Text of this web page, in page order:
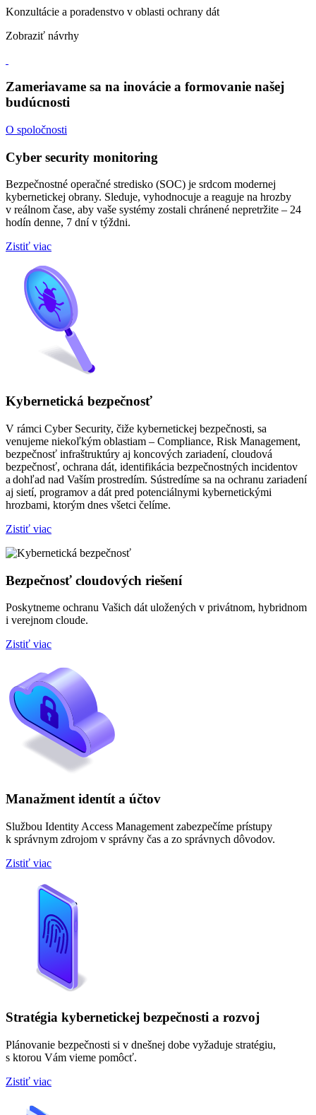
Konzultácie a poradenstvo v oblasti ochrany dát
Zobraziť návrhy
Zameriavame sa na inovácie a formovanie našej
budúcnosti
O spoločnosti
Cyber security monitoring
Bezpečnostné operačné stredisko (SOC) je srdcom modernej
kybernetickej obrany. Sleduje, vyhodnocuje a reaguje na hrozby
v reálnom čase, aby vaše systémy zostali chránené nepretržite – 24
hodín denne, 7 dní v týždni.
Zistiť viac
Kybernetická bezpečnosť
V rámci Cyber Security, čiže kybernetickej bezpečnosti, sa
venujeme niekoľkým oblastiam – Compliance, Risk Management,
bezpečnosť infraštruktúry aj koncových zariadení, cloudová
bezpečnosť, ochrana dát, identifikácia bezpečnostných incidentov
a dohľad nad Vaším prostredím. Sústredíme sa na ochranu zariadení
aj sietí, programov a dát pred potenciálnymi kybernetickými
hrozbami, ktorým dnes všetci čelíme.
Zistiť viac
Bezpečnosť cloudových riešení
Poskytneme ochranu Vašich dát uložených v privátnom, hybridnom
i verejnom cloude.
Zistiť viac
Manažment identít a účtov
Službou Identity Access Management zabezpečíme prístupy
k správnym zdrojom v správny čas a zo správnych dôvodov.
Zistiť viac
Stratégia kybernetickej bezpečnosti a rozvoj
Plánovanie bezpečnosti si v dnešnej dobe vyžaduje stratégiu,
s ktorou Vám vieme pomôcť.
Zistiť viac